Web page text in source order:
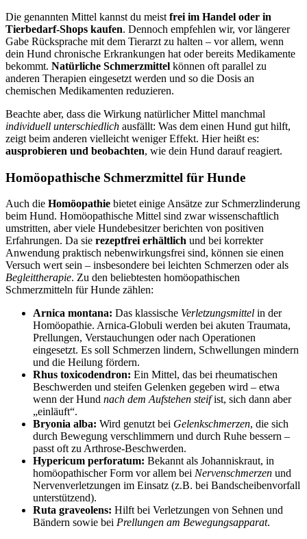
Die genannten Mittel kannst du meist frei im Handel oder in
Tierbedarf-Shops kaufen. Dennoch empfehlen wir, vor längerer
Gabe Rücksprache mit dem Tierarzt zu halten – vor allem, wenn
dein Hund chronische Erkrankungen hat oder bereits Medikamente
bekommt. Natürliche Schmerzmittel können oft parallel zu
anderen Therapien eingesetzt werden und so die Dosis an
chemischen Medikamenten reduzieren.
Beachte aber, dass die Wirkung natürlicher Mittel manchmal
individuell unterschiedlich ausfällt: Was dem einen Hund gut hilft,
zeigt beim anderen vielleicht weniger Effekt. Hier heißt es:
ausprobieren und beobachten, wie dein Hund darauf reagiert.
Homöopathische Schmerzmittel für Hunde
Auch die Homöopathie bietet einige Ansätze zur Schmerzlinderung
beim Hund. Homöopathische Mittel sind zwar wissenschaftlich
umstritten, aber viele Hundebesitzer berichten von positiven
Erfahrungen. Da sie rezeptfrei erhältlich und bei korrekter
Anwendung praktisch nebenwirkungsfrei sind, können sie einen
Versuch wert sein – insbesondere bei leichten Schmerzen oder als
Begleittherapie. Zu den beliebtesten homöopathischen
Schmerzmitteln für Hunde zählen:
Arnica montana: Das klassische Verletzungsmittel in der
Homöopathie. Arnica-Globuli werden bei akuten Traumata,
Prellungen, Verstauchungen oder nach Operationen
eingesetzt. Es soll Schmerzen lindern, Schwellungen mindern
und die Heilung fördern.
Rhus toxicodendron: Ein Mittel, das bei rheumatischen
Beschwerden und steifen Gelenken gegeben wird – etwa
wenn der Hund nach dem Aufstehen steifist, sich dann aber
„einläuft“.
Bryonia alba: Wird genutzt bei Gelenkschmerzen, die sich
durch Bewegung verschlimmern und durch Ruhe bessern –
passt oft zu Arthrose-Beschwerden.
Hypericum perforatum: Bekannt als Johanniskraut, in
homöopathischer Form vor allem bei Nervenschmerzen und
Nervenverletzungen im Einsatz (z.B. bei Bandscheibenvorfall
unterstützend).
Ruta graveolens: Hilft bei Verletzungen von Sehnen und
Bändern sowie bei Prellungen am Bewegungsapparat.